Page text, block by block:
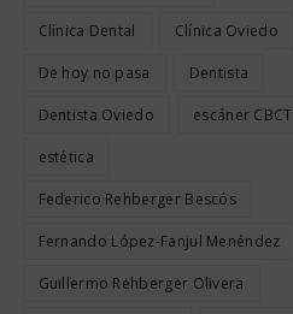
Clínica Dental Clínica Oviedo
De hoy no pasa Dentista
Dentista Oviedo escáner CBCT
estética
Federico Rehberger Bescós
Fernando López-Fanjul Menéndez
Guillermo Rehberger Olivera